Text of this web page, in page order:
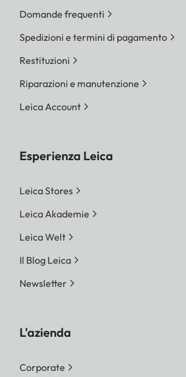
Domande frequenti
Spedizioni e termini di pagamento
Restituzioni
Riparazioni e manutenzione
Leica Account
Esperienza Leica
Leica Stores
Leica Akademie
Leica Welt
Il Blog Leica
Newsletter
L'azienda
Corporate